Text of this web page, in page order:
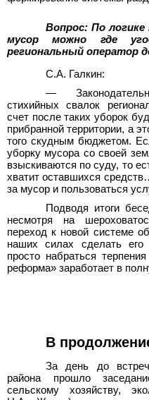
Вопрос: По
мусор можно где
региональный оператор
С.А. Галкин:
—
стихийных свалок
счет после таких уборок
прибранной территории, а
того скудным бюджетом.
уборку мусора со своей
взыскиваются по суду, то
хватит оставшихся
за мусор и пользоваться
Подводя итоги
несмотря на
переход к новой системе
наших силах сделать
просто набраться
реформа» заработает в
В
За день до
района прошло
сельскому хозяйству,